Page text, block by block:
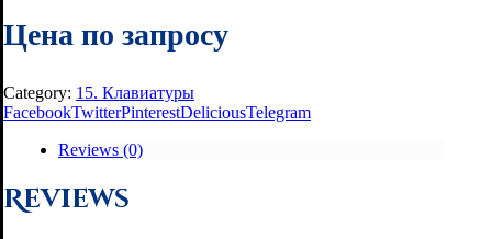
Цена по запросу
Category: 15. Клавиатуры
FacebookTwitterPinterestDeliciousTelegram
Reviews (0)
Reviews